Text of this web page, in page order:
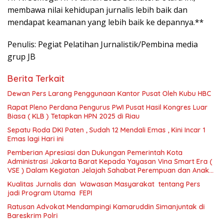
membawa nilai kehidupan jurnalis lebih baik dan
mendapat keamanan yang lebih baik ke depannya.**
Penulis: Pegiat Pelatihan Jurnalistik/Pembina media
grup JB
Berita Terkait
Dewan Pers Larang Penggunaan Kantor Pusat Oleh Kubu HBC
Rapat Pleno Perdana Pengurus PWI Pusat Hasil Kongres Luar
Biasa ( KLB ) Tetapkan HPN 2025 di Riau
Sepatu Roda DKI Paten , Sudah 12 Mendali Emas , Kini Incar 1
Emas lagi Hari ini
Pemberian Apresiasi dan Dukungan Pemerintah Kota
Administrasi Jakarta Barat Kepada Yayasan Vina Smart Era (
VSE ) Dalam Kegiatan Jelajah Sahabat Perempuan dan Anak (
SAPA )
Kualitas Jurnalis dan Wawasan Masyarakat tentang Pers
jadi Program Utama FEPI
Ratusan Advokat Mendampingi Kamaruddin Simanjuntak di
Bareskrim Polri